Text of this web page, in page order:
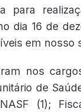
para
dia 16 de
em nosso
nos
de
(1);